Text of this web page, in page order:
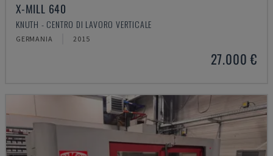
X-MILL 640
KNUTH - CENTRO DI LAVORO VERTICALE
GERMANIA 2015
27.000 €